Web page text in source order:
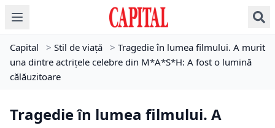
Capital > Stil de viață > Tragedie în lumea filmului. A murit
una dintre actrițele celebre din M*A*S*H: A fost o lumină
călăuzitoare
Tragedie în lumea filmului. A